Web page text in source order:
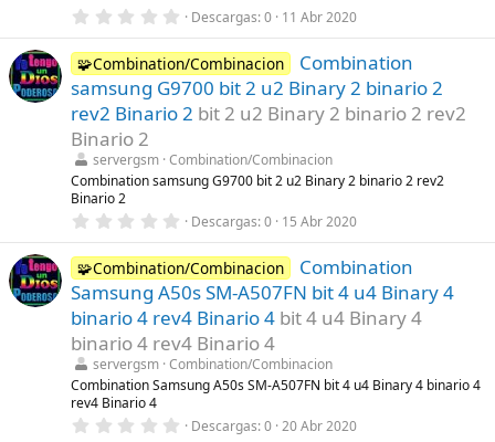
s0
0
0
e
s
t
r
l
l
a
s
Descargas 0 11 Abr 2020
🧩Combination/Combinacion
Combination
samsung G9700 bit 2 u2 Binary 2 binario 2
rev2 Binario 2 bit 2 u2 Binary 2 binario 2 rev2
Binario 2
servergsm Combination/Combinacion
Combination samsung G9700 bit 2 u2 Binary 2 binario 2 rev2
Binario 2
0
0
0
e
s
t
r
e
l
l
a
s
Descargas 0 15 Abr 2020
🧩Combination/Combinacion
Combination
Samsung A50s SM-A507FN bit 4 u4 Binary 4
binario 4 rev4 Binario 4 bit 4 u4 Binary 4
binario 4 rev4 Binario 4
servergsm Combination/Combinacion
Combination Samsung A50s SM-A507FN bit 4 u4 Binary 4 binario 4
rev4 Binario 4
0 Descargas 0 20 Abr 2020